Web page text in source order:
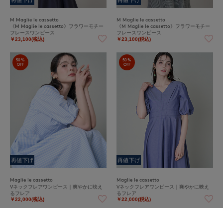
M Maglie le cassetto
《M Maglie le cassetto》フラワーモチー
フレースワンピース
￥23,100(税込)
M Maglie le cassetto
《M Maglie le cassetto》フラワーモチー
フレースワンピース
￥23,100(税込)
50%
OFF
再値下げ
Maglie le cassetto
Vネックフレアワンピース｜爽やかに映え
るフレア
￥22,000(税込)
50%
OFF
再値下げ
Maglie le cassetto
Vネックフレアワンピース｜爽やかに映え
るフレア
￥22,000(税込)